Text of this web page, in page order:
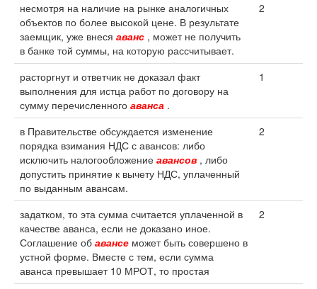
несмотря на наличие на рынке аналогичных
объектов по более высокой цене. В результате
заемщик, уже внеся аванс , может не получить
в банке той суммы, на которую рассчитывает.
2
расторгнут и ответчик не доказал факт
выполнения для истца работ по договору на
сумму перечисленного аванса .
1
в Правительстве обсуждается изменение
порядка взимания НДС с авансов: либо
исключить налогообложение авансов , либо
допустить принятие к вычету НДС, уплаченный
по выданным авансам.
2
задатком, то эта сумма считается уплаченной в
качестве аванса, если не доказано иное.
Соглашение об авансе может быть совершено в
устной форме. Вместе с тем, если сумма
аванса превышает 10 МРОТ, то простая
2